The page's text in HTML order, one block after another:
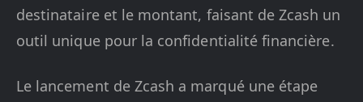
destinataire et le montant, faisant de Zcash un
outil unique pour la confidentialité financière.
Le lancement de Zcash a marqué une étape